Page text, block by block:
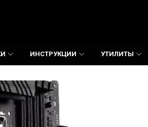
ИНСТРУКЦИИ УТИЛИТЫ